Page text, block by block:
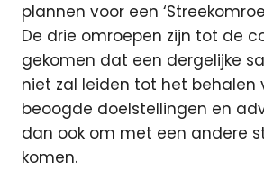
plannen voor een
De drie omroepen zijn tot de
gekomen dat een dergelijke
niet zal leiden tot het behalen
beoogde doelstellingen en
dan ook om met een andere
komen.